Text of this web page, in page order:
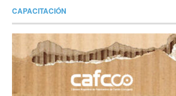
CAPACITACIÓN